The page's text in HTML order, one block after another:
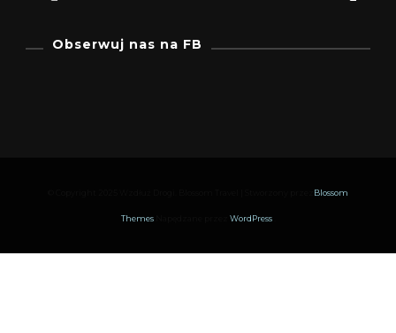
Obserwuj nas na FB
Blossom
Themes.Napędzane przez WordPress.